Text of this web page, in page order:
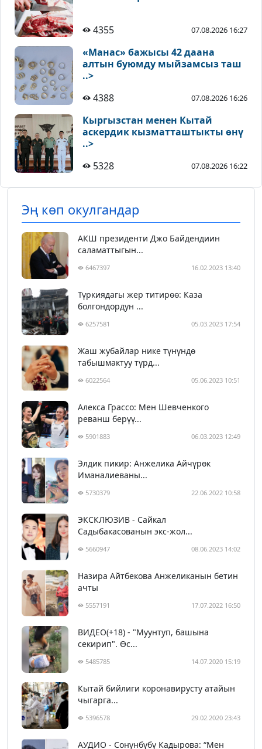
4355 07.08.2026 16:27
«Манас» бажысы 42 даана
алтын буюмду мыйзамсыз таш
..>
4388
07.08.2026 16:26
Кыргызстан менен Кытай
аскердик кызматташтыкты өнү
..>
5328
07.08.2026 16:22
Эң көп окулгандар
АКШ президенти Джо Байдендиин
саламаттыгын...
6467397 16.02.2023 13:40
Түркиядагы жер титирөө: Каза
болгондордун ...
6257581 05.03.2023 17:54
Жаш жубайлар нике түнүндө
табышмактуу түрд...
6022564 05.06.2023 10:51
Алекса Грассо: Мен Шевченкого
реванш берүү...
5901883 06.03.2023 12:49
Элдик пикир: Анжелика Айчүрөк
Иманалиеваны...
5730379 22.06.2022 10:58
ЭКСКЛЮЗИВ - Сайкал
Садыбакасованын экс-жол...
5660947 08.06.2023 14:02
Назира Айтбекова Анжеликанын бетин
ачты
5557191 17.07.2022 16:50
ВИДЕО(+18) - "Муунтуп, башына
секирип". Өс...
5485785 14.07.2020 15:19
Кытай бийлиги коронавирусту атайын
чыгарга...
5396578 29.02.2020 23:43
АУДИО - Сонунбүбү Кадырова: “Мен